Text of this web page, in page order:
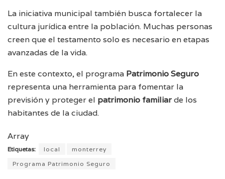
La iniciativa municipal también busca fortalecer la
cultura jurídica entre la población. Muchas personas
creen que el testamento solo es necesario en etapas
avanzadas de la vida.
En este contexto, el programa Patrimonio Seguro
representa una herramienta para fomentar la
previsión y proteger el patrimonio familiarde los
habitantes de la ciudad.
Array
Etiquetas: local
monterrey
Programa Patrimonio Seguro